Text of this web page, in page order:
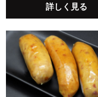
詳しく見る